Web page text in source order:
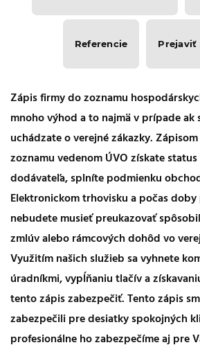
Referencie Prejaviť
Zápis firmy do zoznamu
mnoho výhod a to najmä v prípade ak
uchádzate o verejné zákazky.
zoznamu vedenom ÚVO získate
dodávateľa, splníte podmienku
Elektronickom trhovisku a počas
nebudete musieť preukazovať
zmlúv alebo rámcových dohôd vo
Využitím našich služieb sa vyhnete
úradníkmi, vypĺňaniu tlačív a
tento zápis zabezpečiť. Tento zápis
zabezpečili pre desiatky spokojných
profesionálne ho zabezpečíme aj pre